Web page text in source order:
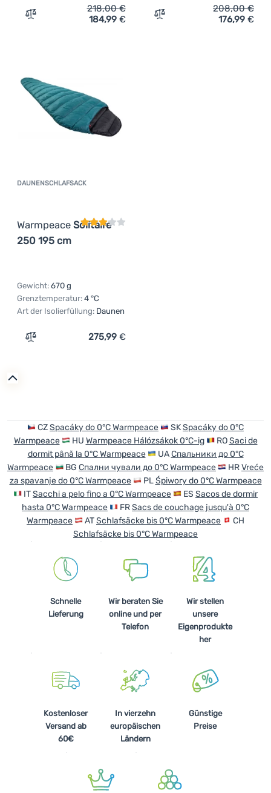
Zum Vergleich 'Daunenschlafsack Warmpeace Viking
218,00€
184,99 € Zum Vergleich
208,00€
176,99 €
DAUNENSCHLAFSACK
Warmpeace Solitaire
250 195 cm
Kundenbewertung
Gewicht: 670 g
Grenztemperatur: 4 °C
Art der Isolierfüllung: Daunen
Zum Vergleich 'Daunenschlafsack Warmpeace Solitaire
275,99 €
CZSpacáky do 0°C Warmpeace SKSpacáky do 0°C
Warmpeace
HU Warmpeace Hálózsákok 0°C-ig ROSaci de
dormit până la 0°C Warmpeace
UAСпальники до 0°C
Warmpeace
BG Спални чували до 0°C Warmpeace HRVreće
za spavanje do 0°C Warmpeace
PLŚpiwory do 0°C Warmpeace
ITSacchi a pelo fino a 0°C Warmpeace ES Sacos de dormir
hasta 0°C Warmpeace
FRSacs de couchage jusqu'à 0°C
Warmpeace
ATSchlafsäcke bis 0°C Warmpeace
CH
Schlafsäcke bis 0°C Warmpeace
Schnelle
Lieferung
Wir beraten Sie
online und per
Telefon
Wir stellen
unsere
Eigenprodukte
her
Kostenloser
Versand ab
60€
In vierzehn
europäischen
Ländern
Günstige
Preise